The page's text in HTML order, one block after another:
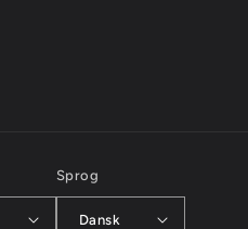
Sprog
Dansk